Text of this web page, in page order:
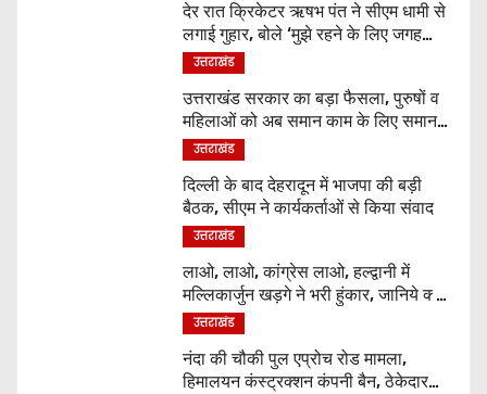
देर रात क्रिकेटर ऋषभ पंत ने सीएम धामी से
लगाई गुहार, बोले ‘मुझे रहने के लिए जगह
नहीं मिल रही’
उत्तराखंड
उत्तराखंड सरकार का बड़ा फैसला, पुरुषों व
महिलाओं को अब समान काम के लिए समान
वेतन
उत्तराखंड
दिल्ली के बाद देहरादून में भाजपा की बड़ी
बैठक, सीएम ने कार्यकर्ताओं से किया संवाद
उत्तराखंड
लाओ, लाओ, कांग्रेस लाओ, हल्द्वानी में
मल्लिकार्जुन खड़गे ने भरी हुंकार, जानिये क्या
कुछ कहा
उत्तराखंड
नंदा की चौकी पुल एप्रोच रोड मामला,
हिमालयन कंस्ट्रक्शन कंपनी बैन, ठेकेदार